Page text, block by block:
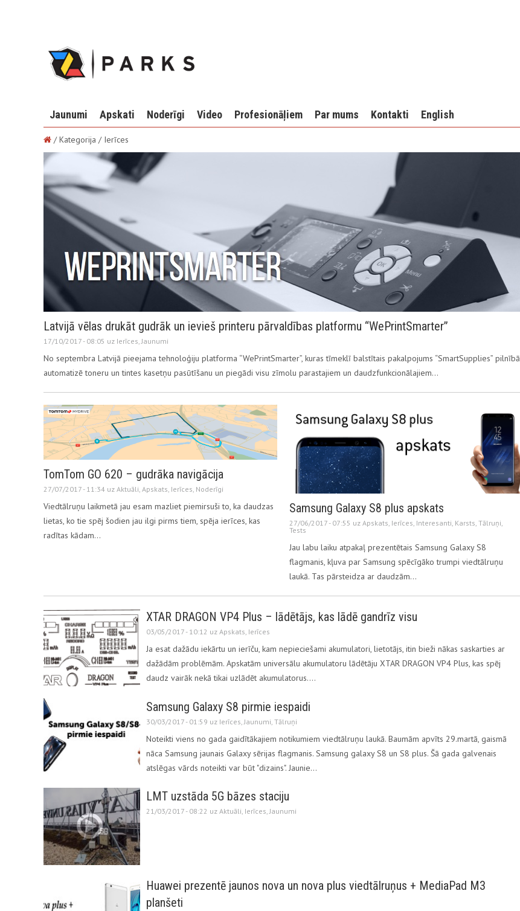
Jaunumi Apskati Noderīgi Video Profesionāļiem Par mums Kontakti English
/ Kategorija / Ierīces
Latvijā vēlas drukāt gudrāk un ievieš printeru pārvaldības platformu “WePrintSmarter”
17/10/2017 - 08:05 uz Ierīces,Jaunumi
No septembra Latvijā pieejama tehnoloģiju platforma “WePrintSmarter”, kuras tīmeklī balstītais pakalpojums “SmartSupplies” pilnībā
automatizē toneru un tintes kasetņu pasūtīšanu un piegādi visu zīmolu parastajiem un daudzfunkcionālajiem…
TomTom GO 620 – gudrāka navigācija
27/07/2017 - 11:34 uz Aktuāli Apskats Ierīces Noderīgi
Viedtālruņu laikmetā jau esam mazliet piemirsuši to, ka daudzas
lietas, ko tie spēj šodien jau ilgi pirms tiem, spēja ierīces, kas
radītas kādam…
Samsung Galaxy S8 plus apskats
27/06/2017 - 07:55 uz Apskats, Ierīces, Interesanti, Karsts, Tālruņi,
Tests
Jau labu laiku atpakaļ prezentētais Samsung Galaxy S8
flagmanis, kļuva par Samsung spēcīgāko trumpi viedtālruņu
laukā. Tas pārsteidza ar daudzām…
XTAR DRAGON VP4 Plus – lādētājs, kas lādē gandrīz visu
03/05/2017 - 10:12 uz Apskats, Ierīces
Ja esat dažādu iekārtu un ierīču, kam nepieciešami akumulatori, lietotājs, itin bieži nākas saskarties ar
dažādām problēmām. Apskatām universālu akumulatoru lādētāju XTAR DRAGON VP4 Plus, kas spēj
daudz vairāk nekā tikai uzlādēt akumulatorus.…
Samsung Galaxy S8 pirmie iespaidi
30/03/2017 - 01:59 uz Ierīces Jaunumi Tālruņi
Noteikti viens no gada gaidītākajiem notikumiem viedtālruņu laukā. Baumām apvīts 29.martā, gaismā
nāca Samsung jaunais Galaxy sērijas flagmanis. Samsung galaxy S8 un S8 plus. Šā gada galvenais
atslēgas vārds noteikti var būt "dizains". Jaunie…
LMT uzstāda 5G bāzes staciju
21/03/2017 - 08:22 uz Aktuāli Ierīces Jaunumi
Huawei prezentē jaunos nova un nova plus viedtālruņus + MediaPad M3
planšeti